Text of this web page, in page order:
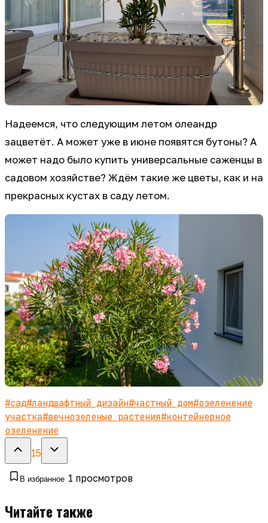
Надеемся, что следующим летом олеандр
зацветёт. А может уже в июне появятся бутоны? А
может надо было купить универсальные саженцы в
садовом хозяйстве? Ждём такие же цветы, как и на
прекрасных кустах в саду летом.
#сад#ландшафтный дизайн#частный дом#озеленение
участка#вечнозеленые растения#контейнерное
озеленение
15
В избранное 1 просмотров
Читайте также